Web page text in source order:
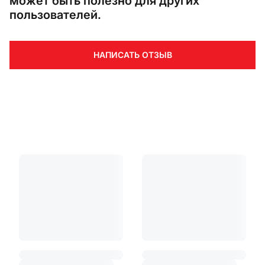
пользователей.
НАПИСАТЬ ОТЗЫВ